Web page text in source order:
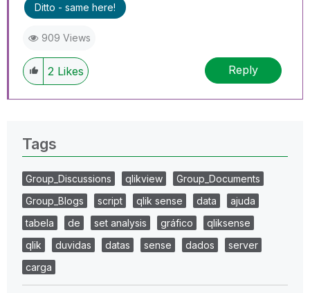
Ditto - same here!
909 Views
2 Likes Reply
Tags
Group_Discussions qlikview
Group_Documents
Group_Blogs
script qlik sense data
ajuda
tabela
de set analysis gráfico
qliksense
qlik
duvidas datas sense dados
server
carga